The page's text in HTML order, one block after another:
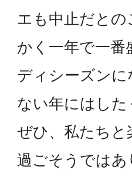
エも中止だとの
かく一年で一番
ディシーズンに
ない年にはした
ぜひ、私たちと
過ごそうではあ